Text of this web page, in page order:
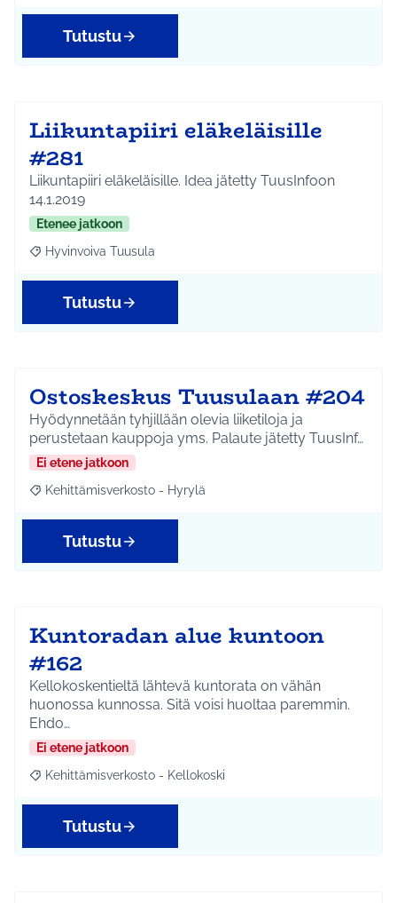
Tutustu
Liikuntapiiri eläkeläisille
#281
Liikuntapiiri eläkeläisille. Idea jätetty TuusInfoon
14.1.2019
Etenee jatkoon
Rajaa tulokset aihepiirin mukaan: Hyvinvoiva Tuusula
Hyvinvoiva Tuusula
Tutustu
Ostoskeskus Tuusulaan #204
Hyödynnetään tyhjillään olevia liiketiloja ja
perustetaan kauppoja yms. Palaute jätetty TuusInf…
Ei etene jatkoon
Rajaa tulokset aihepiirin mukaan: Kehittämisverkosto - Hyrylä
Kehittämisverkosto - Hyrylä
Tutustu
Kuntoradan alue kuntoon
#162
Kellokoskentieltä lähtevä kuntorata on vähän
huonossa kunnossa. Sitä voisi huoltaa paremmin.
Ehdo…
Ei etene jatkoon
Rajaa tulokset aihepiirin mukaan: Kehittämisverkosto -
Kehittämisverkosto - Kellokoski
Tutustu